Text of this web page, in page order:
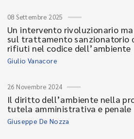
08 Settembre 2025
Un intervento rivoluzionario
sul trattamento sanzionatorio
rifiuti nel codice dell’ambiente
Giulio Vanacore
26 Novembre 2024
Il diritto dell’ambiente nella
tutela amministrativa e penale
Giuseppe De Nozza